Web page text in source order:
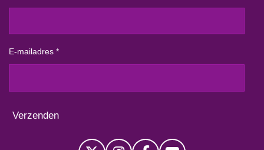
E-mailadres *
Verzenden